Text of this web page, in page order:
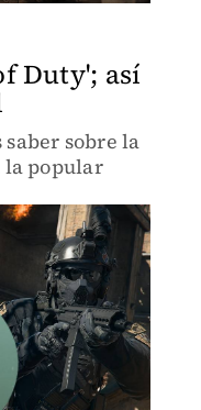
Duty'; así
saber sobre la
la popular